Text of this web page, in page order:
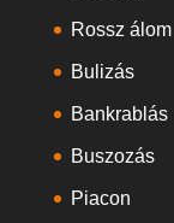
Rossz álom
Bulizás
Bankrablás
Buszozás
Piacon